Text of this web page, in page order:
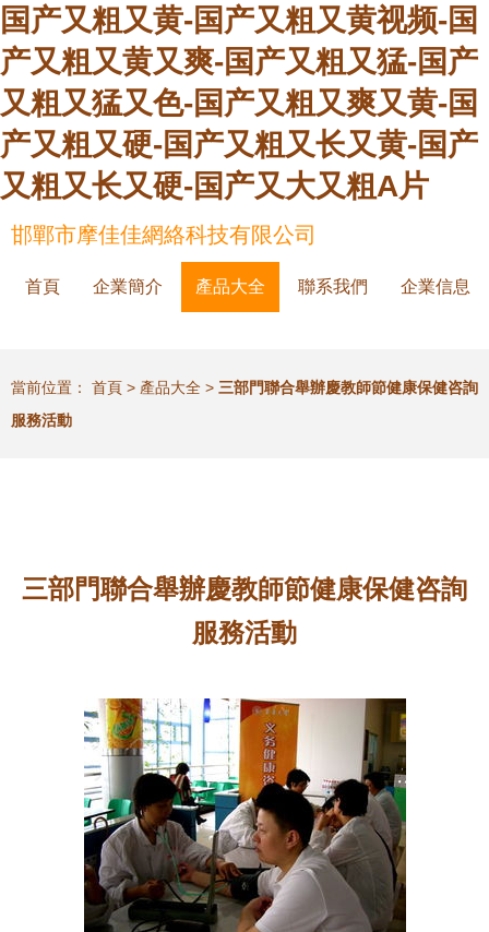
国产又粗又黄-国产又粗又黄视频-国
产又粗又黄又爽-国产又粗又猛-国产
又粗又猛又色-国产又粗又爽又黄-国
产又粗又硬-国产又粗又长又黄-国产
又粗又长又硬-国产又大又粗A片
邯鄲市摩佳佳網絡科技有限公司
首頁 企業簡介 產品大全 聯系我們 企業信息
當前位置： 首頁 > 產品大全 > 三部門聯合舉辦慶教師節健康保健咨詢
服務活動
三部門聯合舉辦慶教師節健康保健咨詢
服務活動